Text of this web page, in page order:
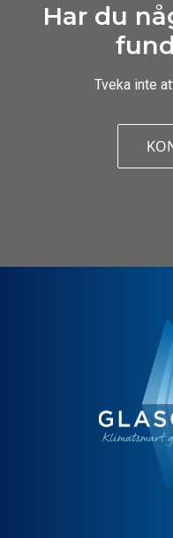
Har du
Tveka inte